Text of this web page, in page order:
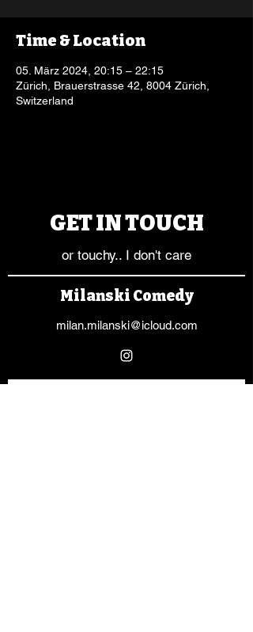
Time & Location
05. März 2024, 20:15 – 22:15
Zürich, Brauerstrasse 42, 8004 Zürich,
Switzerland
GET IN TOUCH
or touchy.. I don't care
Milanski Comedy
milan.milanski@icloud.com